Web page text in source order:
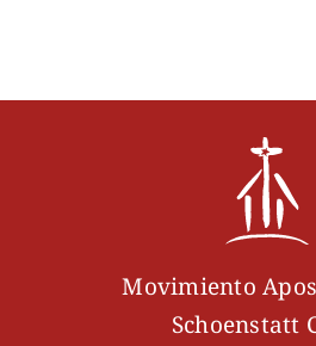
Movimiento
Schoenstatt